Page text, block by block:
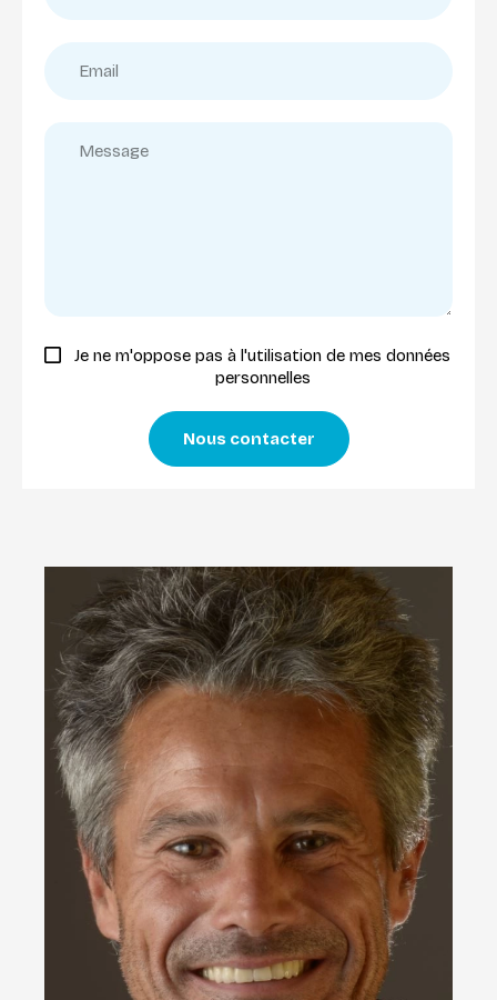
Je ne m'oppose pas à l'utilisation de mes données
personnelles
Nous contacter